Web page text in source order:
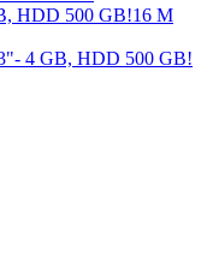
HDD 500 GB!16 M
4 GB, HDD 500 GB!